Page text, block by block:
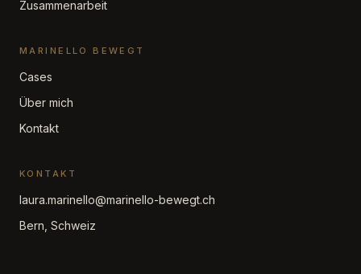
Zusammenarbeit
MARINELLO BEWEGT
Cases
Über mich
Kontakt
KONTAKT
laura.marinello@marinello-bewegt.ch
Bern, Schweiz